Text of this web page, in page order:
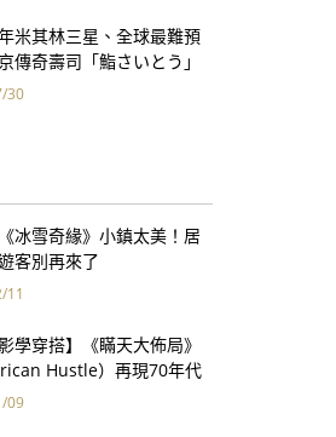
米其林三星、全球最難預
傳奇壽司「鮨さいとう」
首度來台？
30
冰雪奇緣》小鎮太美！居
客別再來了
11
影學穿搭】《瞞天大佈局》
Hustle）再現70年代
09